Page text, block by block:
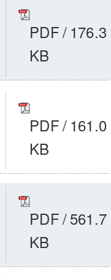
PDF/ 176.3
KB
PDF/ 161.0
KB
PDF/561.7
KB